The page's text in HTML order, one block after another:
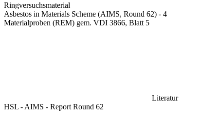
Ringversuchsmaterial
Asbestos in Materials Scheme (AIMS, Round 62) - 4
Materialproben (REM) gem. VDI 3866, Blatt 5
Literatur
HSL - AIMS - Report Round 62